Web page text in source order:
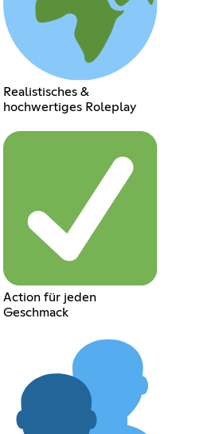
Realistisches &
hochwertiges Roleplay
Action für jeden
Geschmack